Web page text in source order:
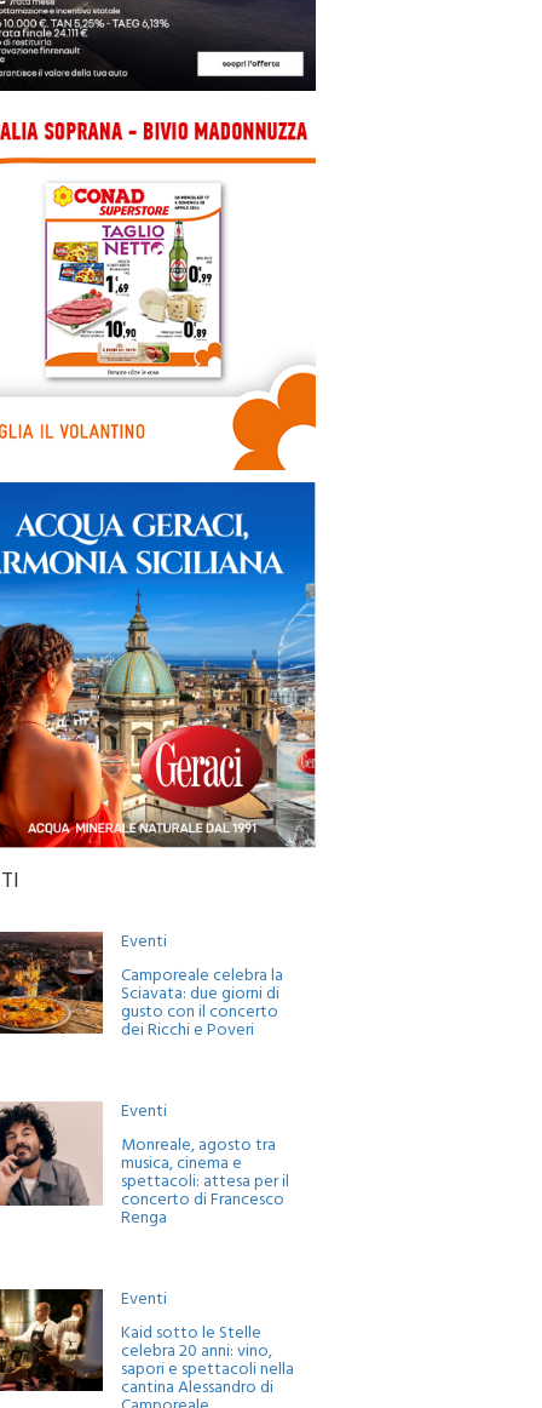
Eventi
Camporeale celebra la
Sciavata: due giorni di
gusto con il concerto
dei Ricchi e Poveri
Eventi
Monreale, agosto tra
musica, cinema e
spettacoli: attesa per il
concerto di Francesco
Renga
Eventi
Kaid sotto le Stelle
celebra 20 anni: vino,
sapori e spettacoli nella